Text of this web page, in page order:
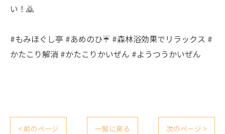
い！🙇
#もみほぐし亭 #あめのひ☔️ #森林浴効果でリラックス #
かたこり解消 #かたこりかいぜん #ようつうかいぜん
< 前のページ 一覧に戻る 次のページ >